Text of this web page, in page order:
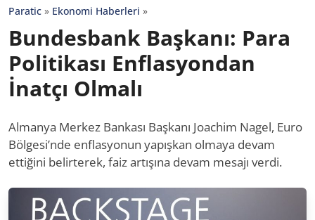
Paratic » Ekonomi Haberleri »
Bundesbank Başkanı: Para
Politikası Enflasyondan
İnatçı Olmalı
Almanya Merkez Bankası Başkanı Joachim Nagel, Euro
Bölgesi’nde enflasyonun yapışkan olmaya devam
ettiğini belirterek, faiz artışına devam mesajı verdi.